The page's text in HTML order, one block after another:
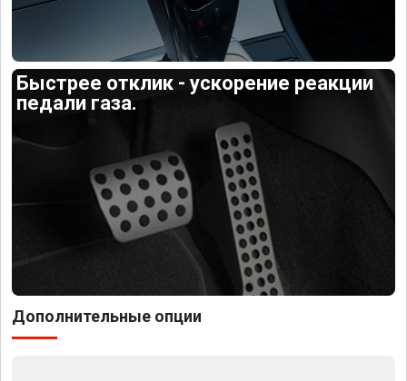
Быстрее отклик - ускорение реакции
педали газа.
Дополнительные опции